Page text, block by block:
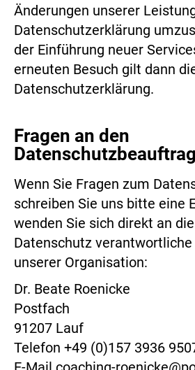
Änderungen unserer
Datenschutzerklärung
der Einführung neuer
erneuten Besuch gilt dann
Datenschutzerklärung.
Fragen an den
Wenn Sie Fragen zum
schreiben Sie uns bitte eine
wenden Sie sich direkt an
Datenschutz verantwortliche
unserer Organisation:
Dr. Beate Roenicke
Postfach
91207 Lauf
Telefon +49 (0)157 3936